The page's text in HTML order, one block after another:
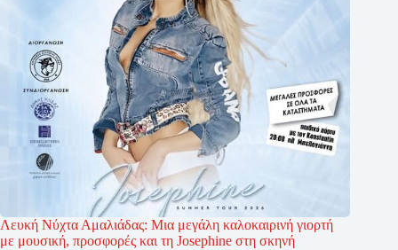
Λευκή Νύχτα Αμαλιάδας: Μια μεγάλη καλοκαιρινή γιορτή
με μουσική, προσφορές και τη Josephine στη σκηνή